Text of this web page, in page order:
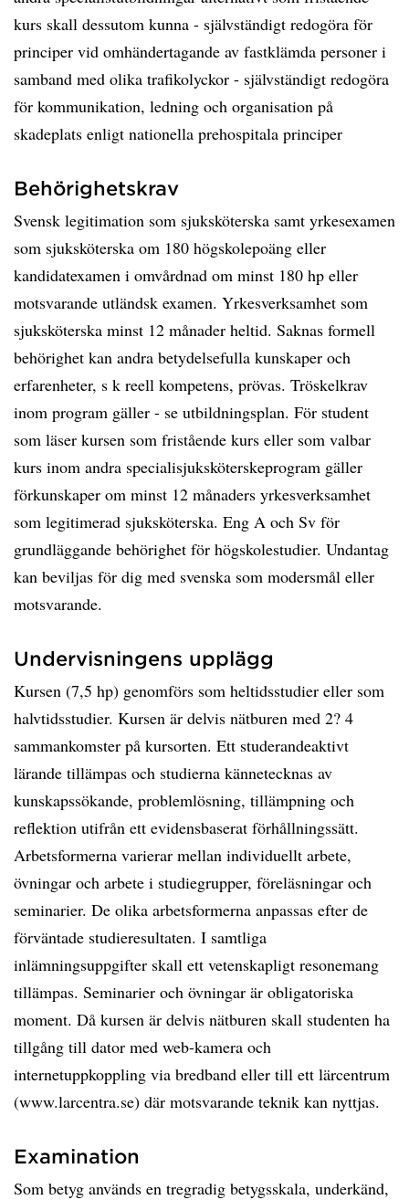
kurs skall dessutom kunna - självständigt redogöra för
principer vid omhändertagande av fastklämda personer i
samband med olika trafikolyckor - självständigt redogöra
för kommunikation, ledning och organisation på
skadeplats enligt nationella prehospitala principer
Behörighetskrav
Svensk legitimation som sjuksköterska samt yrkesexamen
som sjuksköterska om 180 högskolepoäng eller
kandidatexamen i omvårdnad om minst 180 hp eller
motsvarande utländsk examen. Yrkesverksamhet som
sjuksköterska minst 12 månader heltid. Saknas formell
behörighet kan andra betydelsefulla kunskaper och
erfarenheter, s k reell kompetens, prövas. Tröskelkrav
inom program gäller - se utbildningsplan. För student
som läser kursen som fristående kurs eller som valbar
kurs inom andra specialisjuksköterskeprogram gäller
förkunskaper om minst 12 månaders yrkesverksamhet
som legitimerad sjuksköterska. Eng A och Sv för
grundläggande behörighet för högskolestudier. Undantag
kan beviljas för dig med svenska som modersmål eller
motsvarande.
Undervisningens upplägg
Kursen (7,5 hp) genomförs som heltidsstudier eller som
halvtidsstudier. Kursen är delvis nätburen med 2? 4
sammankomster på kursorten. Ett studerandeaktivt
lärande tillämpas och studierna kännetecknas av
kunskapssökande, problemlösning, tillämpning och
reflektion utifrån ett evidensbaserat förhållningssätt.
Arbetsformerna varierar mellan individuellt arbete,
övningar och arbete i studiegrupper, föreläsningar och
seminarier. De olika arbetsformerna anpassas efter de
förväntade studieresultaten. I samtliga
inlämningsuppgifter skall ett vetenskapligt resonemang
tillämpas. Seminarier och övningar är obligatoriska
moment. Då kursen är delvis nätburen skall studenten ha
tillgång till dator med web-kamera och
internetuppkoppling via bredband eller till ett lärcentrum
(www.larcentra.se) där motsvarande teknik kan nyttjas.
Examination
Som betyg används en tregradig betygsskala, underkänd,